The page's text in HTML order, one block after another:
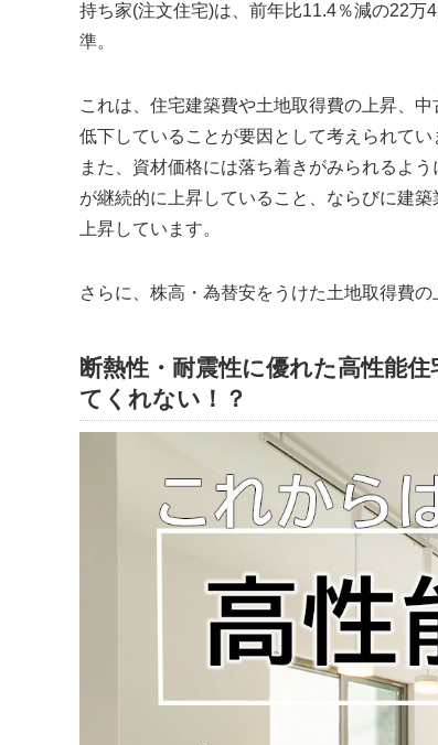
持ち家(注文住宅)は、前年比11.4％減の22
準。
これは、住宅建築費や土地取得費の上昇、
低下していることが要因として考えられてい
また、資材価格には落ち着きがみられるよ
が継続的に上昇していること、ならびに建
上昇しています。
さらに、株高・為替安をうけた土地取得費の
断熱性・耐震性に優れた高性能
てくれない！？